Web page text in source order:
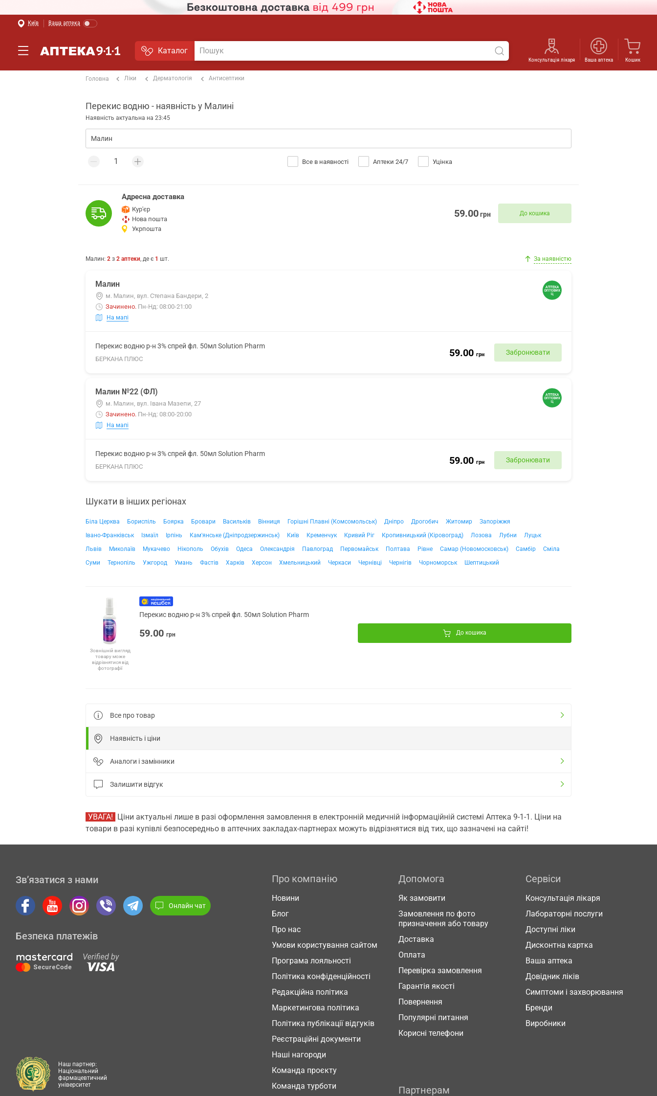
Київ Ваша аптека
Каталог
Консультація лікаря Ваша аптека Кошик
Головна Ліки Дерматологія Антисептики
Перекис водню - наявність у Малині
Наявність актуальна на 23:45
Все в наявності Аптеки 24/7 Уцінка
Адресна доставка
Кур'єр
Нова пошта
Укрпошта
59.00грн До кошика
Малин: 2 з 2 аптеки, де є 1 шт. За наявністю
Малин
м. Малин, вул. Степана Бандери, 2
Зачинено. Пн-Нд: 08:00-21:00
На мапі
Перекис водню р-н 3% спрей фл. 50мл Solution Pharm
БЕРКАНА ПЛЮС
59.00 грн Забронювати
Малин №22 (ФЛ)
м. Малин, вул. Івана Мазепи, 27
Зачинено. Пн-Нд: 08:00-20:00
На мапі
Перекис водню р-н 3% спрей фл. 50мл Solution Pharm
БЕРКАНА ПЛЮС
59.00 грн Забронювати
Шукати в інших регіонах
Біла Церква Бориспіль Боярка Бровари Васильків Вінниця Горішні Плавні (Комсомольськ) Дніпро Дрогобич Житомир
Запоріжжя
Івано-Франківськ
Ізмаїл Ірпінь Кам'янське (Дніпродзержинськ) Київ Кременчук Кривий Ріг Кропивницький (Кіровоград) Лозова Лубни
Луцьк
Львів
Миколаїв Мукачево Нікополь Обухів Одеса Олександрія Павлоград Первомайськ Полтава Рівне Самар (Новомосковськ) Самбір
Сміла
Суми
Тернопіль Ужгород Умань Фастів Харків Херсон Хмельницький Черкаси Чернівці Чернігів Чорноморськ Шептицький
Зовнішній вигляд
товару може
відрізнятися від
фотографії
Перекис водню р-н 3% спрей фл. 50мл Solution Pharm
59.00 грн До кошика
Все про товар
Наявність і ціни
Аналоги і замінники
Залишити відгук
УВАГА! Ціни актуальні лише в разі оформлення замовлення в електронній медичній інформаційній системі Аптека 9-1-1. Ціни на
товари в разі купівлі безпосередньо в аптечних закладах-партнерах можуть відрізнятися від тих, що зазначені на сайті!
Зв’язатися з нами
Онлайн чат
Безпека платежів
Про компанію
Новини
Блог
Про нас
Умови користування сайтом
Програма лояльності
Політика конфіденційності
Редакційна політика
Маркетингова політика
Політика публікації відгуків
Реєстраційні документи
Наші нагороди
Команда проєкту
Команда турботи
Допомога
Як замовити
Замовлення по фото
призначення або товару
Доставка
Оплата
Перевірка замовлення
Гарантія якості
Повернення
Популярні питання
Корисні телефони
Сервіси
Консультація лікаря
Лабораторні послуги
Доступні ліки
Дисконтна картка
Ваша аптека
Довідник ліків
Симптоми і захворювання
Бренди
Виробники
Партнерам
Наш партнер:
Національний
фармацевтичний
університет